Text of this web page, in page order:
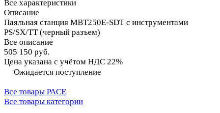
Все характеристики
Описание
Паяльная станция MBT250E-SDT с инструментами
PS/SX/TT (черный разъем)
Все описание
505 150 руб.
Цена указана с учётом НДС 22%
Ожидается поступление
Все товары PACE
Все товары категории